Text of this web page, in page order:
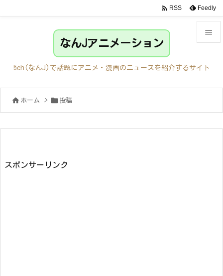

サイド
前へ

 RSS Feedly
なんJアニメーション
5ch(なんJ)で話題にアニメ・漫画のニュースを紹介するサイト
 ホーム >  投稿
スポンサーリンク